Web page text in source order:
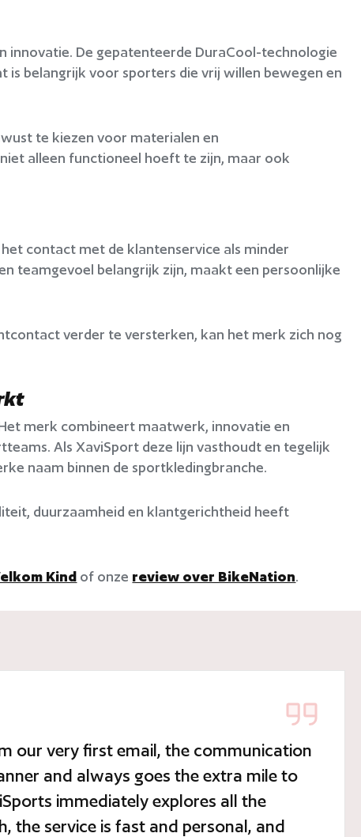
innovatie. De gepatenteerde DuraCool-technologie
belangrijk voor sporters die vrij willen bewegen en
te kiezen voor materialen en
alleen functioneel hoeft te zijn, maar ook
contact met de klantenservice als minder
teamgevoel belangrijk zijn, maakt een persoonlijke
verder te versterken, kan het merk zich nog
merk combineert maatwerk, innovatie en
Als XaviSport deze lijn vasthoudt en tegelijk
naam binnen de sportkledingbranche.
duurzaamheid en klantgerichtheid heeft
Kind of onze review over BikeNation.
our very first email, the communication
and always goes the extra mile to
immediately explores all the
the service is fast and personal, and